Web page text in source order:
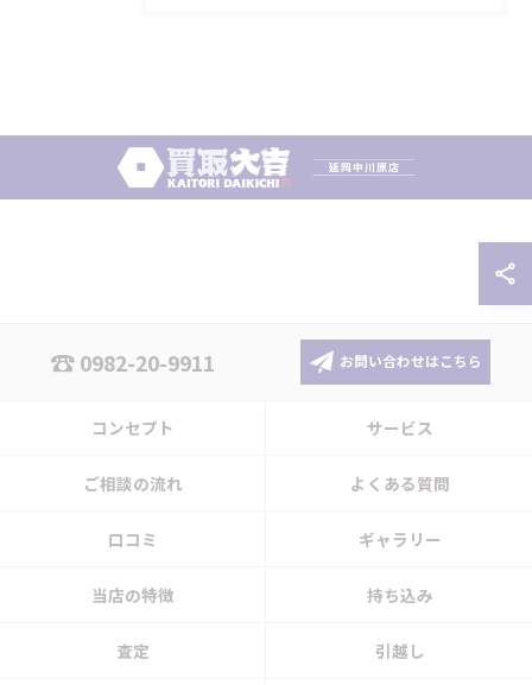
0982-20-9911 お問い合わせはこちら
コンセプト サービス
ご相談の流れ よくある質問
口コミ ギャラリー
当店の特徴 持ち込み
査定 引越し